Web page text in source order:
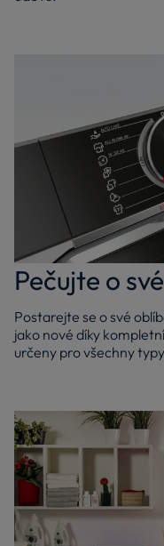
Pečujte o
Postarejte se o své
jako nové díky
určeny pro všechny